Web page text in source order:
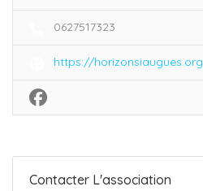
0627517323
https://horizonsiaugues.org
Contacter L'association